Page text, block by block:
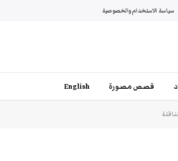
سياسة الاستخدام والخصوصية
قصص مصورة English